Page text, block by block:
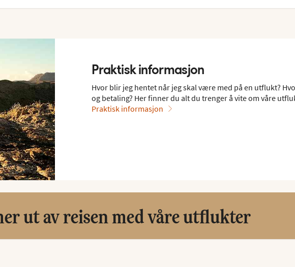
Praktisk informasjon
Hvor blir jeg hentet når jeg skal være med på en utflukt?
og betaling? Her finner du alt du trenger å vite om våre
Praktisk informasjon
ut av reisen med våre utflukter